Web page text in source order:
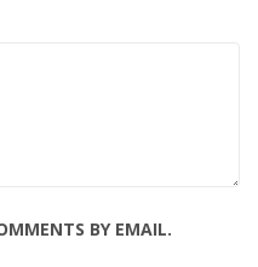
BY EMAIL.